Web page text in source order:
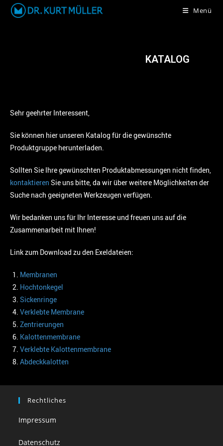
Menü
KATALOG
Sehr geehrter Interessent,
Sie können hier unseren Katalog für die gewünschte
Produktgruppe herunterladen.
Sollten Sie Ihre gewünschten Produktabmessungen nicht finden,
kontaktieren Sie uns bitte, da wir über weitere Möglichkeiten der
Suche nach geeigneten Werkzeugen verfügen.
Wir bedanken uns für Ihr Interesse und freuen uns auf die
Zusammenarbeit mit Ihnen!
Link zum Download zu den Exeldateien:
Membranen
Hochtonkegel
Sickenringe
Verklebte Membrane
Zentrierungen
Kalottenmembrane
Verklebte Kalottenmembrane
Abdeckkalotten
Rechtliches
Impressum
Datenschutz